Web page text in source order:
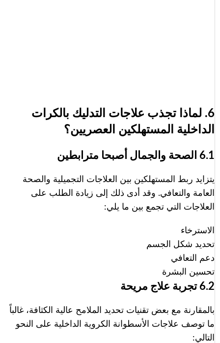
6. لماذا تجذب علاجات التدليك بالكرات
الداخلية المستهلكين العصريين؟
6.1 الصحة والجمال أصبحا مترابطين
يتزايد ربط المستهلكين بين العلاجات التجميلية والصحة
العامة والتعافي. وقد أدى ذلك إلى زيادة الطلب على
العلاجات التي تجمع بين ما يلي:
الاسترخاء
تحديد شكل الجسم
دعم التعافي
تحسين البشرة
6.2 تجربة علاج مريحة
بالمقارنة مع بعض تقنيات تحديد الملامح عالية الكثافة، غالباً
ما توصف علاجات الأسطوانة الكروية الداخلية على النحو
التالي:
French
Russian
Portuguese
Japanese
German
Korean
Italian